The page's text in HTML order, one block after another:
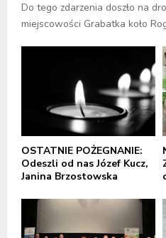
Do tego zdarzenia doszło na
miejscowości Grabatka koło
OSTATNIE POŻEGNANIE:
Odeszli od nas Józef Kucz,
Janina Brzostowska